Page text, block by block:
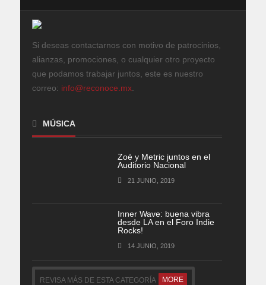
Si deseas contactarnos con motivo de patrocinios,
alianzas, promociones, o cualquier otro proyecto
que podamos trabajar juntos, este es nuestro
correo: info@reconoce.mx
MÚSICA
Zoé y Metric juntos en el
Auditorio Nacional
21 JUNIO, 2019
Inner Wave: buena vibra
desde LA en el Foro Indie
Rocks!
14 JUNIO, 2019
REVISA MÁS DE ESTA CATEGORÍA MORE